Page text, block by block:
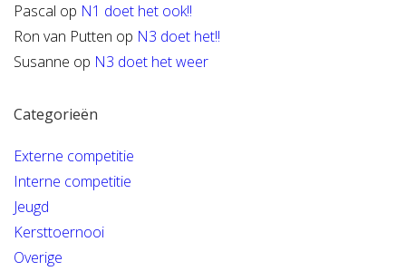
Pascal op N1 doet het ook!!
Ron van Putten op N3 doet het!!
Susanne op N3 doet het weer
Categorieën
Externe competitie
Interne competitie
Jeugd
Kersttoernooi
Overige